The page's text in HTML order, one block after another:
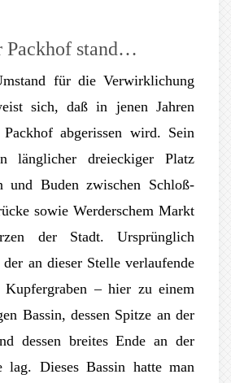
Packhof stand…
für die Verwirklichung
sich, daß in jenen Jahren
abgerissen wird. Sein
länglicher dreieckiger Platz
und Buden zwischen Schloß-
sowie Werderschem Markt
der Stadt. Ursprünglich
an dieser Stelle verlaufende
Kupfergraben – hier zu einem
Bassin, dessen Spitze an der
dessen breites Ende an der
lag. Dieses Bassin hatte man